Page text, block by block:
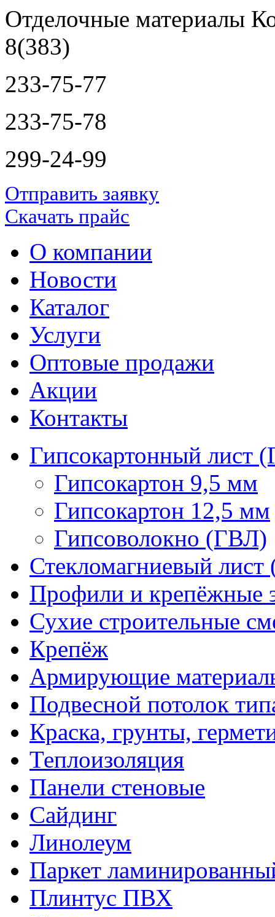
Отделочные материалы
8(383)
233-75-77
233-75-78
299-24-99
Отправить заявку
Скачать прайс
О компании
Новости
Каталог
Услуги
Оптовые продажи
Акции
Контакты
Гипсокартонный лист
Гипсокартон 9,5 мм
Гипсокартон 12,5 мм
Гипсоволокно (ГВЛ)
Стекломагниевый
Профили и
Сухие строительные
Крепёж
Армирующие
Подвесной потолок
Краска, грунты,
Теплоизоляция
Панели стеновые
Сайдинг
Линолеум
Паркет
Плинтус ПВХ